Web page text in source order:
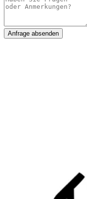
Anfrage absenden